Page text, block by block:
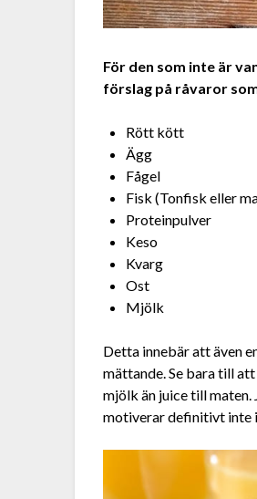
För den som inte är
förslag på råvaror
Rött kött
Ägg
Fågel
Fisk (Tonfisk eller
Proteinpulver
Keso
Kvarg
Ost
Mjölk
Detta innebär att även
mättande. Se bara till
mjölk än juice till maten.
motiverar definitivt inte